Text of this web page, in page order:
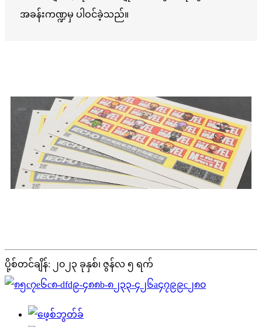
အခန်းကဏ္ဍမှ ပါဝင်ခဲ့သည်။
ပို့စ်တင်ချိန်: ၂၀၂၃ ခုနှစ်၊ ဇွန်လ ၅ ရက်